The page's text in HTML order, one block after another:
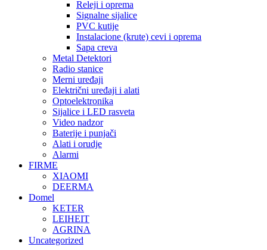
Releji i oprema
Signalne sijalice
PVC kutije
Instalacione (krute) cevi i oprema
Sapa creva
Metal Detektori
Radio stanice
Merni uređaji
Električni uređaji i alati
Optoelektronika
Sijalice i LED rasveta
Video nadzor
Baterije i punjači
Alati i orudje
Alarmi
FIRME
XIAOMI
DEERMA
Domel
KETER
LEIHEIT
AGRINA
Uncategorized